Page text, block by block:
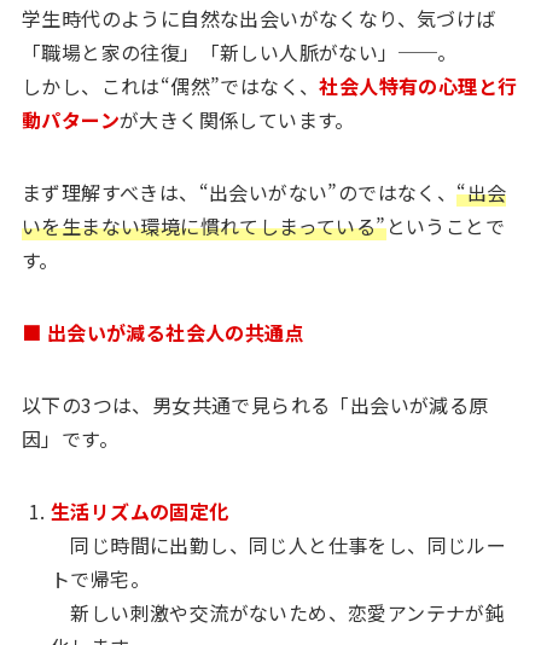
学生時代のように自然な出会いがなくなり、気づけば
「職場と家の往復」「新しい人脈がない」──。
しかし、これは“偶然”ではなく、社会人特有の心理と行
動パターンが大きく関係しています。
まず理解すべきは、“出会いがない”のではなく、“出会
いを生まない環境に慣れてしまっている”ということで
す。
■ 出会いが減る社会人の共通点
以下の3つは、男女共通で見られる「出会いが減る原
因」です。
生活リズムの固定化
同じ時間に出勤し、同じ人と仕事をし、同じルー
トで帰宅。
新しい刺激や交流がないため、恋愛アンテナが鈍